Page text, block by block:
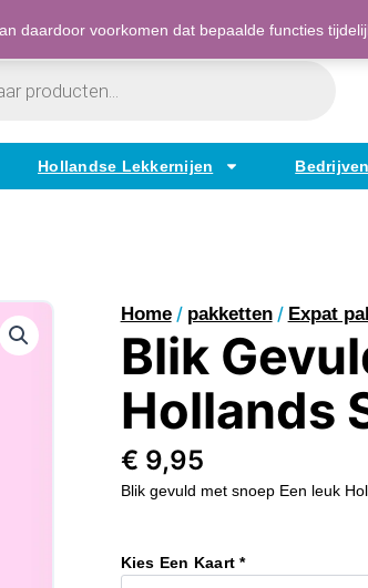
daardoor voorkomen dat bepaalde functies
op factuur mogelijk voor bedrijven
Hollandse Lekkernijen Bedrijven
Home/ pakketten/ Expat
Blik
Hollands
€ 9,95
Blik gevuld met snoep Een leuk
Kies Een Kaart *
Gevuld
Met